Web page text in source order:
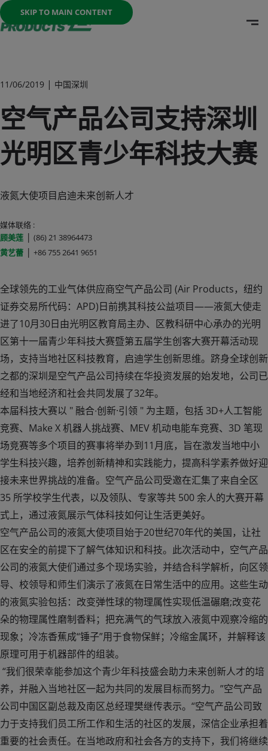
SKIP TO MAIN CONTENT
Once the menu is open you can move between options
11/06/2019 | 中国深圳
空气产品公司支持深圳
光明区青少年科技大赛
液氮大使项目启迪未来创新人才
媒体联络 :
顾美莲 | (86) 21 38964473
黄艺蕾 | +86 755 2641 9651
全球领先的工业气体供应商空气产品公司 (Air Products，纽约
证券交易所代码：APD)日前携其科技公益项目——液氮大使走
进了10月30日由光明区教育局主办、区教科研中心承办的光明
区第十一届青少年科技大赛暨第五届学生创客大赛开幕活动现
场，支持当地社区科技教育，启迪学生创新思维。跻身全球创新
之都的深圳是空气产品公司持续在华投资发展的始发地，公司已
经和当地经济和社会共同发展了32年。
本届科技大赛以 " 融合∙创新·引领 " 为主题，包括 3D+人工智能
竞赛、Make X 机器人挑战赛、MEV 机动电能车竞赛、3D 笔现
场竞赛等多个项目的赛事将举办到11月底，旨在激发当地中小
学生科技兴趣，培养创新精神和实践能力，提高科学素养做好迎
接未来世界挑战的准备。空气产品公司受邀在汇集了来自全区
35 所学校学生代表，以及领队、专家等共 500 余人的大赛开幕
式上，通过液氮展示气体科技如何让生活更美好。
空气产品公司的液氮大使项目始于20世纪70年代的美国，让社
区在安全的前提下了解气体知识和科技。此次活动中，空气产品
公司的液氮大使们通过多个现场实验，并结合科学解析，向区领
导、校领导和师生们演示了液氮在日常生活中的应用。这些生动
的液氮实验包括：改变弹性球的物理属性实现低温碾磨;改变花
朵的物理属性磨制香料；把充满气的气球放入液氮中观察冷缩的
现象；冷冻香蕉成“锤子”用于食物保鲜；冷缩金属环，并解释该
原理可用于机器部件的组装。
“我们很荣幸能参加这个青少年科技盛会助力未来创新人才的培
养，并融入当地社区一起为共同的发展目标而努力。”空气产品
公司中国区副总裁及南区总经理樊继传表示。“空气产品公司致
力于支持我们员工所工作和生活的社区的发展，深信企业承担着
重要的社会责任。在当地政府和社会各方的支持下，我们将继续